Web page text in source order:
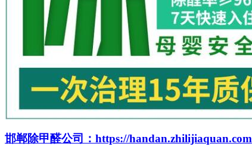
邯郸除甲醛公司：https://handan.zhilijiaquan.com